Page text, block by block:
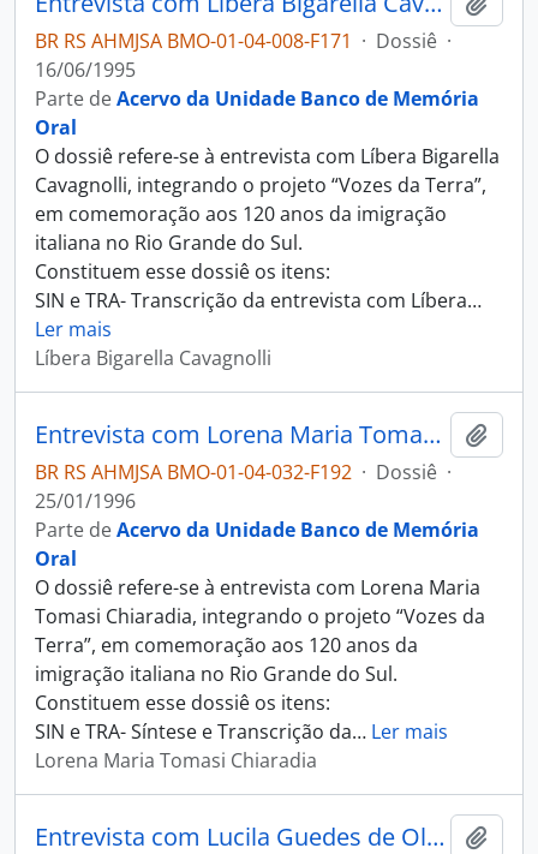
BR RS AHMJSA BMO-01-04-008-F171 · Dossiê ·
16/06/1995
Parte deAcervo da Unidade Banco de Memória
Oral
O dossiê refere-se à entrevista com Líbera Bigarella
Cavagnolli, integrando o projeto “Vozes da Terra”,
em comemoração aos 120 anos da imigração
italiana no Rio Grande do Sul.
Constituem esse dossiê os itens:
SIN e TRA- Transcrição da entrevista com Líbera…
Ler mais
Líbera Bigarella Cavagnolli
Entrevista com Lorena Maria Tomasi Chiaradia
BR RS AHMJSA BMO-01-04-032-F192 · Dossiê ·
25/01/1996
Parte deAcervo da Unidade Banco de Memória
Oral
O dossiê refere-se à entrevista com Lorena Maria
Tomasi Chiaradia, integrando o projeto “Vozes da
Terra”, em comemoração aos 120 anos da
imigração italiana no Rio Grande do Sul.
Constituem esse dossiê os itens:
SIN e TRA- Síntese e Transcrição da… Ler mais
Lorena Maria Tomasi Chiaradia
Entrevista com Lucila Guedes de Oliveira